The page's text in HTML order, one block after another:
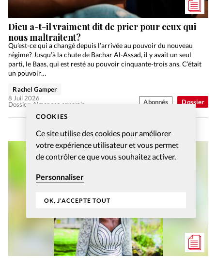
COOKIES
Ce site utilise des cookies pour améliorer
votre expérience utilisateur et vous permet
de contrôler ce que vous souhaitez activer.
Personnaliser
OK, J'ACCEPTE TOUT
Dossier
Dieu a-t-il vraiment dit de prier pour ceux qui
nous maltraitent?
Qu’est-ce qui a changé depuis l’arrivée au pouvoir du nouveau
régime? Jusqu’à la chute de Bachar Al-Assad, il y avait un seul
parti, le Baas, qui est resté au pouvoir cinquante-trois ans. C’était
un pouvoir…
Dossier: Aimer ses ennemis
Rachel Gamper
8 Juil 2026
Abonnés